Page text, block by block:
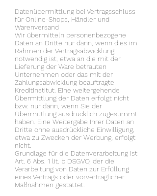
Datenübermittlung bei Vertragsschluss
für Online-Shops, Händler und
Warenversand
Wir übermitteln personenbezogene
Daten an Dritte nur dann, wenn dies im
Rahmen der Vertragsabwicklung
notwendig ist, etwa an die mit der
Lieferung der Ware betrauten
Unternehmen oder das mit der
Zahlungsabwicklung beauftragte
Kreditinstitut. Eine weitergehende
Übermittlung der Daten erfolgt nicht
bzw. nur dann, wenn Sie der
Übermittlung ausdrücklich zugestimmt
haben. Eine Weitergabe Ihrer Daten an
Dritte ohne ausdrückliche Einwilligung,
etwa zu Zwecken der Werbung, erfolgt
nicht.
Grundlage für die Datenverarbeitung ist
Art. 6 Abs. 1 lit. b DSGVO, der die
Verarbeitung von Daten zur Erfüllung
eines Vertrags oder vorvertraglicher
Maßnahmen gestattet.